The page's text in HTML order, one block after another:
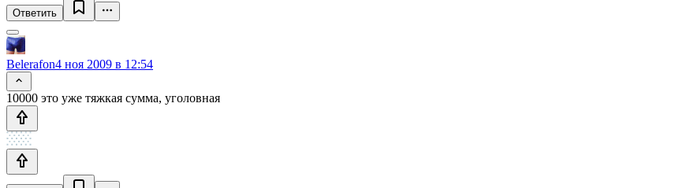
Ответить
Belerafon4 ноя 2009 в 12:54
10000 это уже тяжкая сумма, уголовная